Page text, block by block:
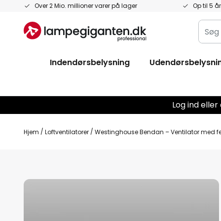
Over 2 Mio. millioner varer på lager Op til 5
Skip
Content
Søg
i
Indendørsbelysning
Log ind
Hjem Loftventilatorer Westinghouse Bendan – Ventilator med
Gå